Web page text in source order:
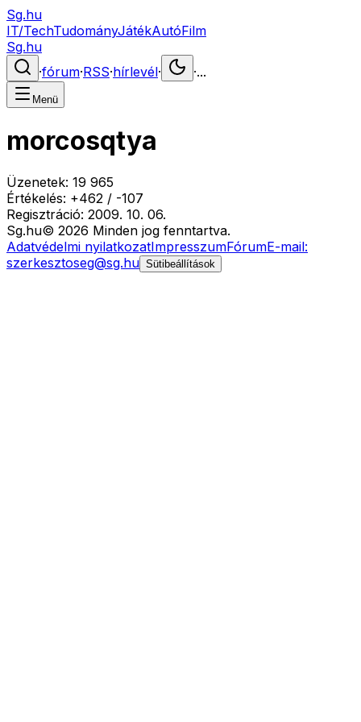
Sg.hu
IT/TechTudományJátékAutóFilm
Sg.hu
·fórum·RSS·hírlevél· ·...
Menü
morcosqtya
Üzenetek: 19 965
Értékelés: +462 / -107
Regisztráció: 2009. 10. 06.
Sg.hu© 2026 Minden jog fenntartva.
Adatvédelmi nyilatkozatImpresszumFórumE-mail:
szerkesztoseg@sg.hu Sütibeállítások